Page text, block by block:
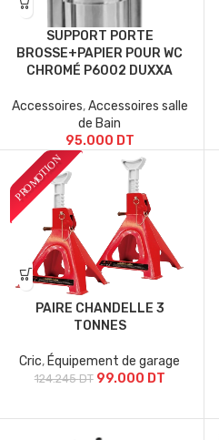
SUPPORT PORTE
BROSSE+PAPIER POUR WC
CHROMÉ P6002 DUXXA
Accessoires,Accessoires salle
de Bain
95.000 DT
PAIRE CHANDELLE 3
TONNES
Cric, Équipement de garage
124.245DT 99.000 DT